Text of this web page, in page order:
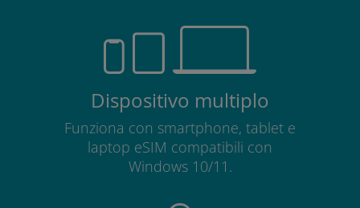
Dispositivo multiplo
Funziona con smartphone, tablet e
laptop eSIM compatibili con
Windows 10/11.